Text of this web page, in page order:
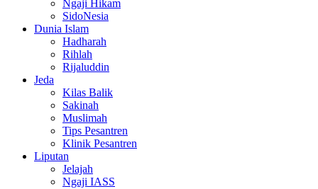
Ngaji Hikam
SidoNesia
Dunia Islam
Hadharah
Rihlah
Rijaluddin
Jeda
Kilas Balik
Sakinah
Muslimah
Tips Pesantren
Klinik Pesantren
Liputan
Jelajah
Ngaji IASS